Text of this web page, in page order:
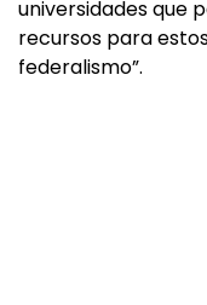
universidades que
recursos para
federalismo”.